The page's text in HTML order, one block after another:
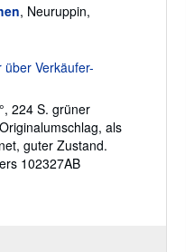
, Neuruppin,
224 S. grüner
als
guter Zustand.
102327AB